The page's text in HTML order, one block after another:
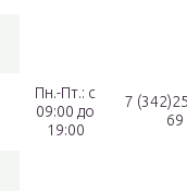
Пн.-Пт.: с
09:00 до
19:00
7
69